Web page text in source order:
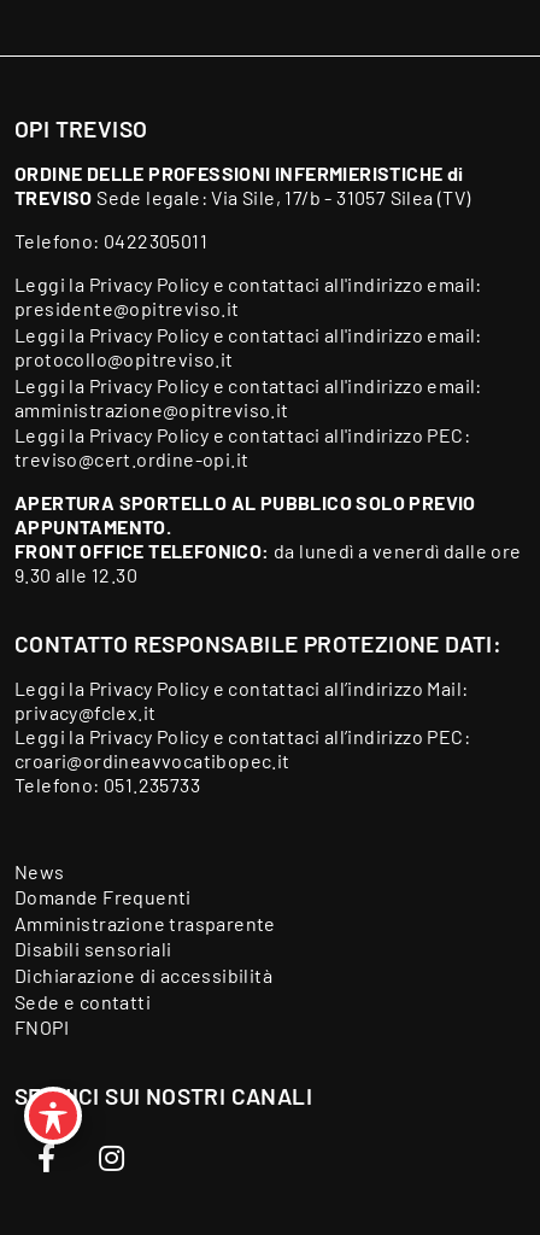
OPI TREVISO
ORDINE DELLE PROFESSIONI INFERMIERISTICHE di
TREVISO Sede legale: Via Sile, 17/b - 31057 Silea (TV)
Telefono: 0422305011
Leggi la Privacy Policy e contattaci all'indirizzo email:
presidente@opitreviso.it
Leggi la Privacy Policy e contattaci all'indirizzo email:
protocollo@opitreviso.it
Leggi la Privacy Policy e contattaci all'indirizzo email:
amministrazione@opitreviso.it
Leggi la Privacy Policy e contattaci all'indirizzo PEC:
treviso@cert.ordine-opi.it
APERTURA SPORTELLO AL PUBBLICO SOLO PREVIO
APPUNTAMENTO.
FRONT OFFICE TELEFONICO: da lunedì a venerdì dalle ore
9.30 alle 12.30
CONTATTO RESPONSABILE PROTEZIONE DATI:
Leggi la Privacy Policy e contattaci all’indirizzo Mail:
privacy@fclex.it
Leggi la Privacy Policy e contattaci all’indirizzo PEC:
croari@ordineavvocatibopec.it
Telefono: 051.235733
News
Domande Frequenti
Amministrazione trasparente
Disabili sensoriali
Dichiarazione di accessibilità
Sede e contatti
FNOPI
SEGUICI SUI NOSTRI CANALI
Facebook